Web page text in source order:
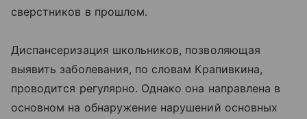
сверстников в прошлом.
Диспансеризация школьников, позволяющая
выявить заболевания, по словам Крапивкина,
проводится регулярно. Однако она направлена в
основном на обнаружение нарушений основных